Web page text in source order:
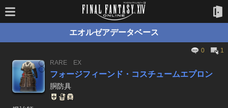
エオルゼアデータベース
0
1
RARE
EX
フォージフィーンド・コスチュームエプロン
胴防具